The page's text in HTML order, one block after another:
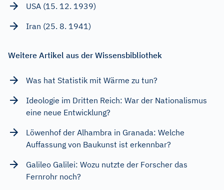
USA (15. 12. 1939)
Iran (25. 8. 1941)
Weitere Artikel aus der Wissensbibliothek
Was hat Statistik mit Wärme zu tun?
Ideologie im Dritten Reich: War der Nationalismus
eine neue Entwicklung?
Löwenhof der Alhambra in Granada: Welche
Auffassung von Baukunst ist erkennbar?
Galileo Galilei: Wozu nutzte der Forscher das
Fernrohr noch?